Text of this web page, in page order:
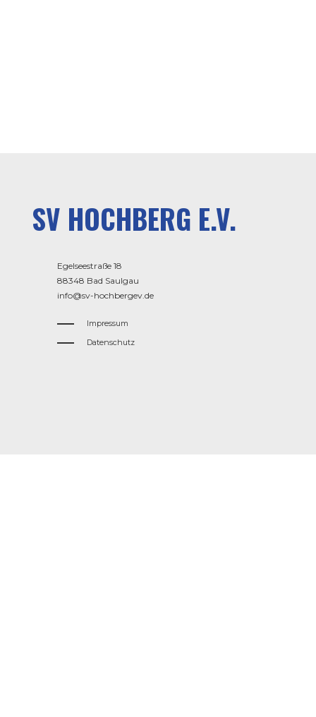
SV HOCHBERG E.V.
Egelseestraße 18
88348 Bad Saulgau
info@sv-hochbergev.de
Impressum
Datenschutz